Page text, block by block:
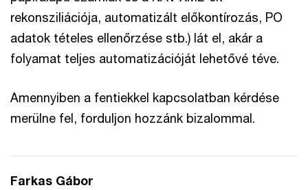
rekonsziliációja, automatizált előkontírozás, PO
adatok tételes ellenőrzése stb.) lát el, akár a
folyamat teljes automatizációját lehetővé téve.
Amennyiben a fentiekkel kapcsolatban kérdése
merülne fel, forduljon hozzánk bizalommal.
Farkas Gábor